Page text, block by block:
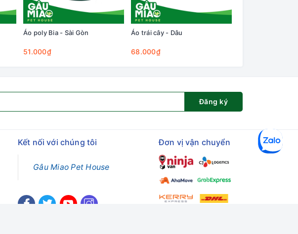
Áo poly Bia - Sài Gòn
51.000₫
Áo trái cây - Dâu
68.000₫
Đăng ký
Kết nối với chúng tôi
Gâu Miao Pet House
Đơn vị vận chuyển